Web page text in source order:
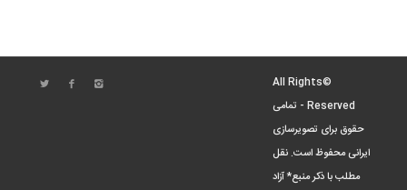
©All Rights
Reserved - تمامی
حقوق برای تصویرسازی
ایرانی محفوظ است. نقل
مطلب با ذکر منبع* آزاد